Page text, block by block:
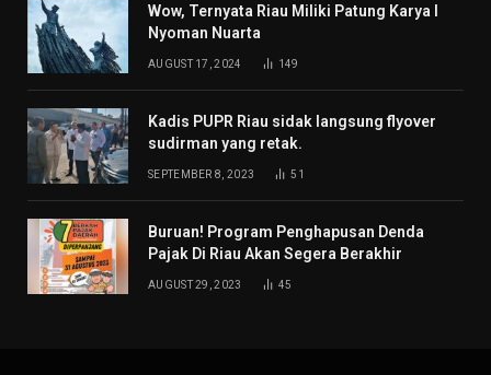
Wow, Ternyata Riau Miliki Patung Karya I
Nyoman Nuarta
AUGUST 17, 2024 149
Kadis PUPR Riau sidak langsung flyover
sudirman yang retak.
SEPTEMBER 8, 2023 51
Buruan! Program Penghapusan Denda
Pajak Di Riau Akan Segera Berakhir
AUGUST 29, 2023 45